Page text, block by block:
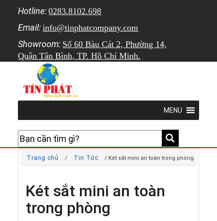
Hotline: 0283.8102.698
Email: info@tinphatcompany.com
Showroom: Số 60 Bàu Cát 2, Phường 14,
Quận Tân Bình, TP. Hồ Chí Minh.
MENU
Trang chủ / Tin Tức / Két sắt mini an toàn trong phòng
Két sắt mini an toàn
trong phòng